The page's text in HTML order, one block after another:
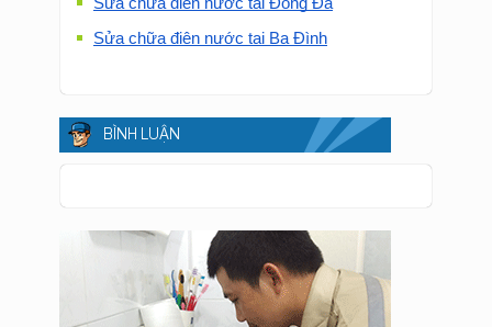
Sửa chữa điện nước tại Ba Đình
BÌNH LUẬN